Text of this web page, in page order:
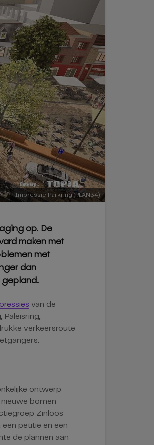
Impressie Parkring (PLAN34).
op. De
maken met
met
dan
gepland.
van de
Paleisring,
verkeersroute
ontwerp
bomen
Zinloos
petitie en een
de plannen aan